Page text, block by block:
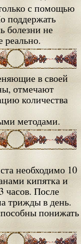
с помощью
поддержать
болезни не
реально.
в своей
отмечают
количества
методами.
необходимо 10
кипятка и
часов. После
трижды в день.
понижать